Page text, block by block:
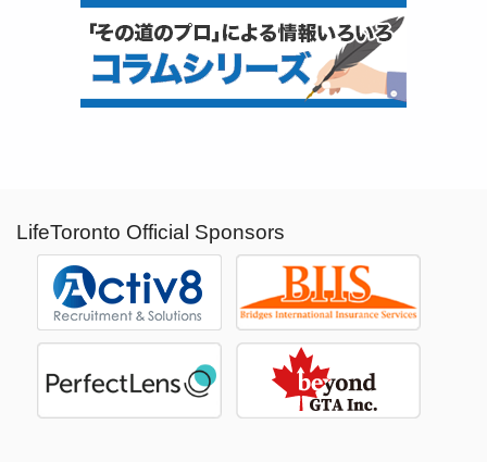
LifeToronto Official Sponsors